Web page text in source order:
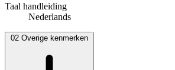
Taal handleiding
Nederlands
02 Overige kenmerken